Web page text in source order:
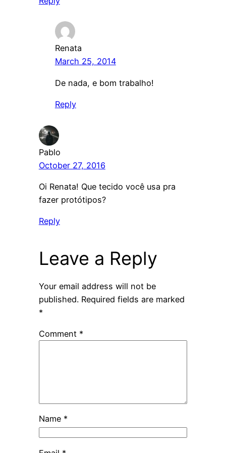
Renata
March 25, 2014
De nada, e bom trabalho!
Reply
Pablo
October 27, 2016
Oi Renata! Que tecido você usa pra
fazer protótipos?
Reply
Leave a Reply
Your email address will not be
published. Required fields are marked
*
Comment *
Name *